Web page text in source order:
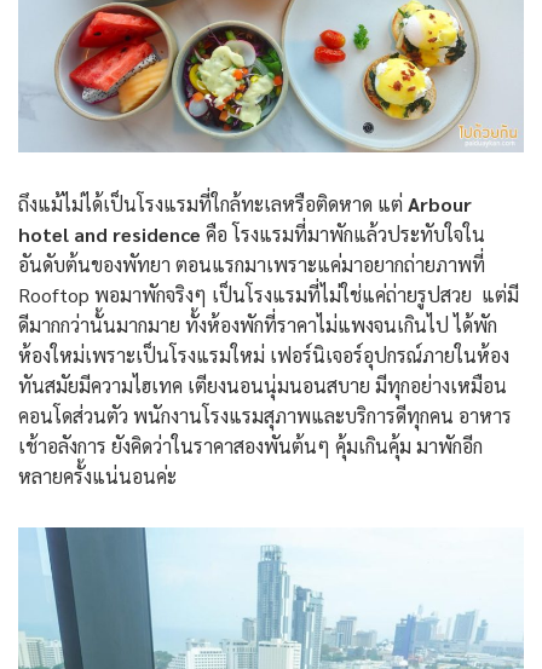
ถึงแม้ไม่ได้เป็นโรงแรมที่ใกล้ทะเลหรือติดหาด แต่ Arbour
hotel and residence คือ โรงแรมที่มาพักแล้วประทับใจใน
อันดับต้นของพัทยา ตอนแรกมาเพราะแค่มาอยากถ่ายภาพที่
Rooftop พอมาพักจริงๆ เป็นโรงแรมที่ไม่ใช่แค่ถ่ายรูปสวย แต่มี
ดีมากกว่านั้นมากมาย ทั้งห้องพักที่ราคาไม่แพงจนเกินไป ได้พัก
ห้องใหม่เพราะเป็นโรงแรมใหม่ เฟอร์นิเจอร์อุปกรณ์ภายในห้อง
ทันสมัยมีความไฮเทค เตียงนอนนุ่มนอนสบาย มีทุกอย่างเหมือน
คอนโดส่วนตัว พนักงานโรงแรมสุภาพและบริการดีทุกคน อาหาร
เช้าอลังการ ยังคิดว่าในราคาสองพันต้นๆ คุ้มเกินคุ้ม มาพักอีก
หลายครั้งแน่นอนค่ะ